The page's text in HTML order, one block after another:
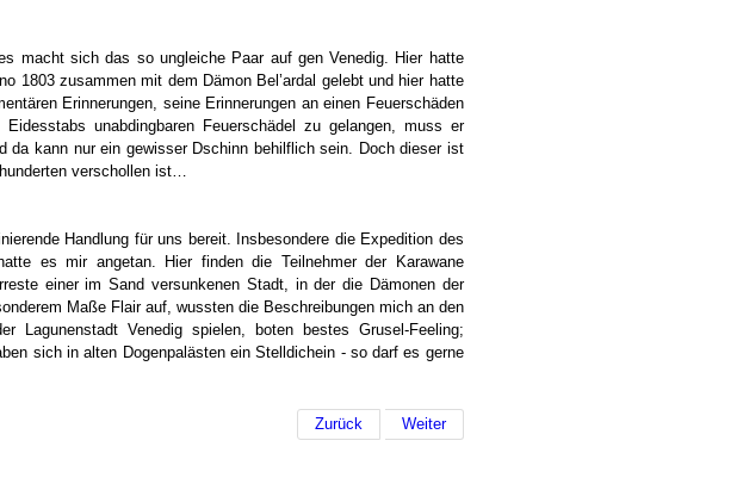
macht sich das so ungleiche Paar auf gen Venedig. Hier hatte
1803 zusammen mit dem Dämon Bel’ardal gelebt und hier hatte
Erinnerungen, seine Erinnerungen an einen Feuerschäden
unabdingbaren Feuerschädel zu gelangen, muss er
da kann nur ein gewisser Dschinn behilflich sein. Doch dieser ist
verschollen ist…
Handlung für uns bereit. Insbesondere die Expedition des
es mir angetan. Hier finden die Teilnehmer der Karawane
einer im Sand versunkenen Stadt, in der die Dämonen der
Maße Flair auf, wussten die Beschreibungen mich an den
Venedig spielen, boten bestes Grusel-Feeling;
sich in alten Dogenpalästen ein Stelldichein - so darf es gerne
Zurück Weiter